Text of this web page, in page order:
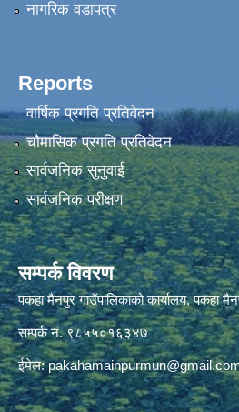
नागरिक वडापत्र
Reports
वार्षिक प्रगति प्रतिवेदन
चौमासिक प्रगति प्रतिवेदन
सार्वजनिक सुनुवाई
सार्वजनिक परीक्षण
सम्पर्क विवरण
पकहा मैनपुर गाउँपालिकाको कार्यालय, पकहा
सम्पर्क नं. ९८५५०१६३४७
ईमेल: